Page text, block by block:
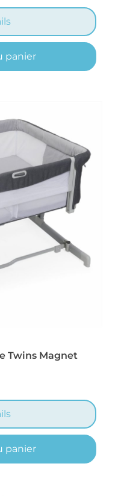
panier
Twins Magnet
panier